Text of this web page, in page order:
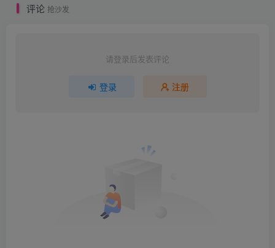
评论 抢沙发
请登录后发表评论
登录 注册